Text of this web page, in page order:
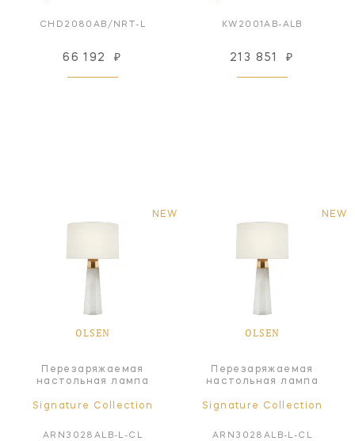
CHD2080AB/NRT-L
66 192 ₽
KW2001AB-ALB
213 851 ₽
NEW
OLSEN
Перезаряжаемая
настольная лампа
Signature Collection
ARN3028ALB-L-CL
NEW
OLSEN
Перезаряжаемая
настольная лампа
Signature Collection
ARN3028ALB-L-CL